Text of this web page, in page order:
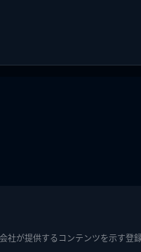
社が提供するコンテンツを示す登